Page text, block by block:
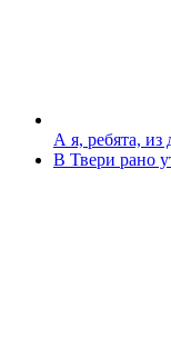
А я, ребята, из
В Твери рано